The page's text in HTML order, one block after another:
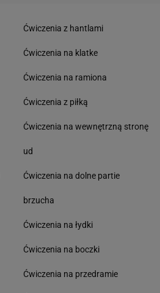
Ćwiczenia z hantlami
Ćwiczenia na klatke
Ćwiczenia na ramiona
Ćwiczenia z piłką
Ćwiczenia na wewnętrzną stronę
ud
Ćwiczenia na dolne partie
brzucha
Ćwiczenia na łydki
Ćwiczenia na boczki
Ćwiczenia na przedramie